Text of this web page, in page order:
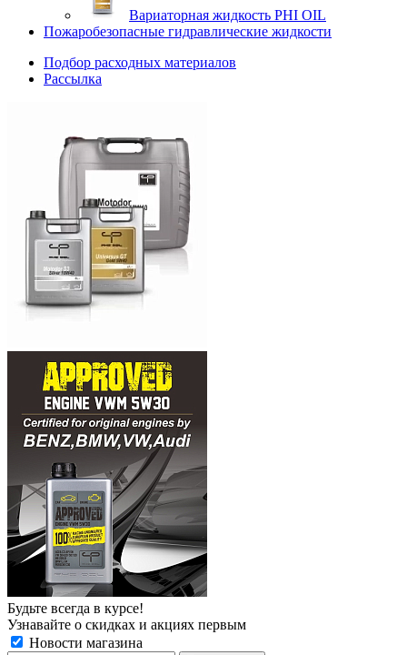
Вариаторная жидкость PHI OIL
Пожаробезопасные гидравлические жидкости
Подбор расходных материалов
Рассылка
Будьте всегда в курсе!
Узнавайте о скидках и акциях первым
Новости магазина